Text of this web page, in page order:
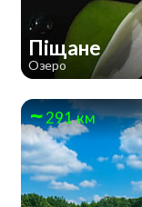
Піщане
Озеро
291 км